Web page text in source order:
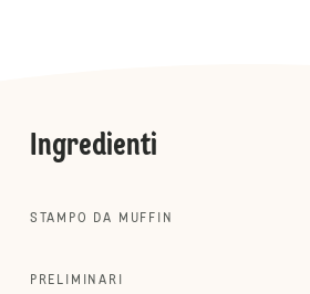
Ingredienti
STAMPO DA MUFFIN
PRELIMINARI